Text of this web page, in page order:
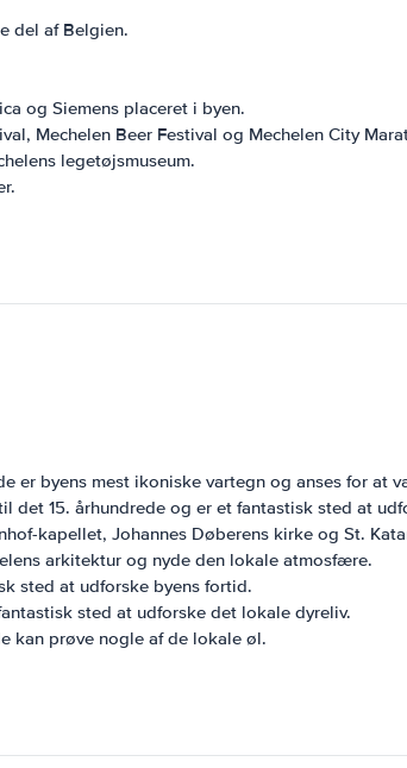
del af Belgien.
og Siemens placeret i byen.
Mechelen Beer Festival og Mechelen City
legetøjsmuseum.
er byens mest ikoniske vartegn og anses for at
15. århundrede og er et fantastisk sted at
kapellet, Johannes Døberens kirke og St.
arkitektur og nyde den lokale atmosfære.
sted at udforske byens fortid.
sted at udforske det lokale dyreliv.
kan prøve nogle af de lokale øl.